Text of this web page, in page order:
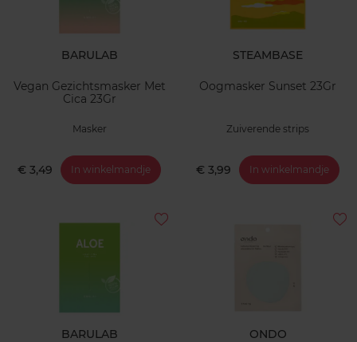
BARULAB
Vegan Gezichtsmasker Met
Cica 23Gr
Masker
€ 3,49 In winkelmandje
STEAMBASE
Oogmasker Sunset 23Gr
Zuiverende strips
€ 3,99 In winkelmandje
BARULAB ONDO